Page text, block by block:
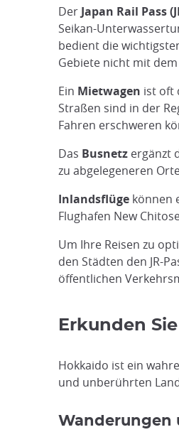
Der Japan Rail Pass
Seikan-
bedient die
Gebiete nicht mit
Ein Mietwagen ist oft
Straßen sind in der
Fahren erschweren
Das Busnetz ergänzt
zu abgelegeneren
Inlandsflüge können
Flughafen New
Um Ihre Reisen zu
den Städten den JR-
öffentlichen
Erkunden
Hokkaido ist ein
und unberührten
Wanderungen